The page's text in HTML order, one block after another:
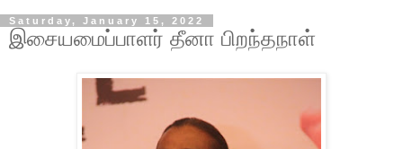
Saturday, January 15, 2022
இசையமைப்பாளர் தீனா பிறந்தநாள்